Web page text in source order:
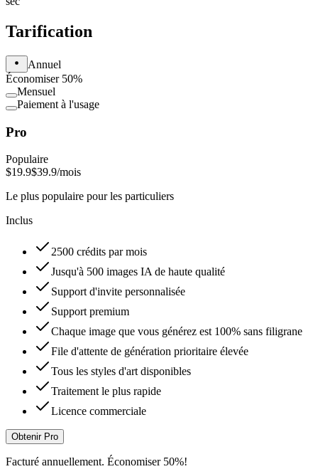
Tarification
Annuel
Économiser 50%
Mensuel
Paiement à l'usage
Pro
Populaire
$19.9$39.9/mois
Le plus populaire pour les particuliers
Inclus
2500 crédits par mois
Jusqu'à 500 images IA de haute qualité
Support d'invite personnalisée
Support premium
Chaque image que vous générez est 100% sans filigrane
File d'attente de génération prioritaire élevée
Tous les styles d'art disponibles
Traitement le plus rapide
Licence commerciale
Obtenir Pro
Facturé annuellement. Économiser 50%!